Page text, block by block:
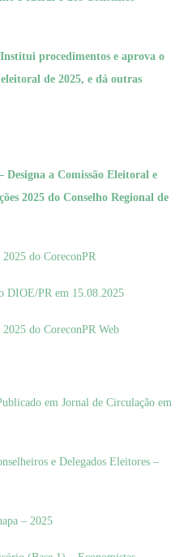
procedimentos e aprova o
de 2025, e dá outras
Designa a Comissão Eleitoral e
2025 do Conselho Regional de
do CoreconPR
DIOE/PR em 15.08.2025
do CoreconPR Web
em Jornal de Circulação em
e Delegados Eleitores –
– 2025